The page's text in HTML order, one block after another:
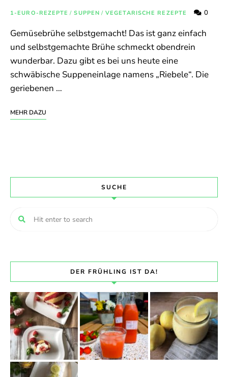
1-EURO-REZEPTE / SUPPEN / VEGETARISCHE REZEPTE 0
Gemüsebrühe selbstgemacht! Das ist ganz einfach
und selbstgemachte Brühe schmeckt obendrein
wunderbar. Dazu gibt es bei uns heute eine
schwäbische Suppeneinlage namens „Riebele“. Die
geriebenen …
MEHR DAZU
SUCHE
DER FRÜHLING IST DA!